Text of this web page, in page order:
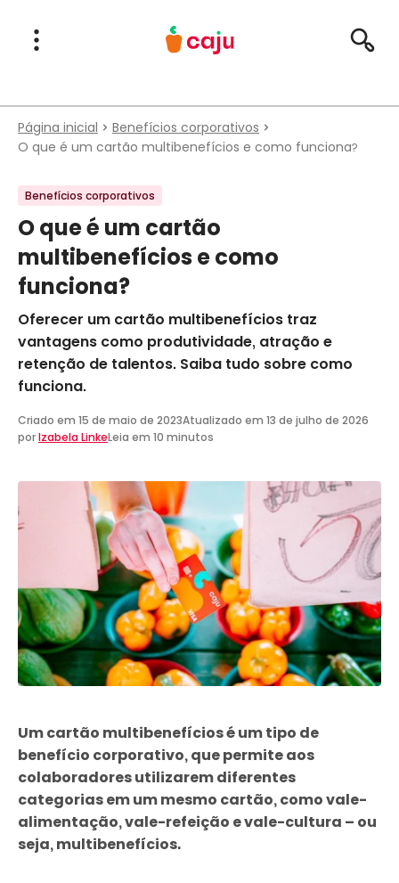
Menu Principal
Abrir Menu
Página inicial
Benefícios corporativos
O que é um cartão multibenefícios e como funciona?
Benefícios corporativos
O que é um cartão
multibenefícios e como
funciona?
Oferecer um cartão multibenefícios traz
vantagens como produtividade, atração e
retenção de talentos. Saiba tudo sobre como
funciona.
Criado em 15 de maio de 2023Atualizado em 13 de julho de 2026
porIzabela LinkeLeia em 10 minutos
Um cartão multibenefícios é um tipo de
benefício corporativo, que permite aos
colaboradores utilizarem diferentes
categorias em um mesmo cartão, como vale-
alimentação, vale-refeição e vale-cultura – ou
seja, multibenefícios.